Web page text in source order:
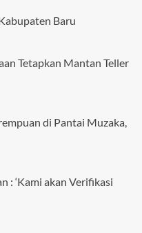
Baru
Tetapkan Mantan Teller
di Pantai Muzaka,
: ‘Kami akan Verifikasi